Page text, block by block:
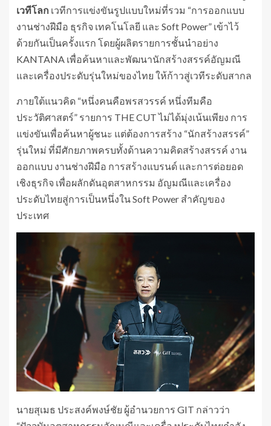
เวทีโลก เวทีการแข่งขันรูปแบบใหม่ที่รวม “การออกแบบ
งานช่างฝีมือ ธุรกิจ เทคโนโลยี และ Soft Power” เข้าไว้
ด้วยกันเป็นครั้งแรก โดยผู้ผลิตรายการชั้นนำอย่าง
KANTANA เพื่อค้นหาและพัฒนานักสร้างสรรค์อัญมณี
และเครื่องประดับรุ่นใหม่ของไทย ให้ก้าวสู่เวทีระดับสากล
ภายใต้แนวคิด “หนึ่งคนคือพรสวรรค์ หนึ่งทีมคือ
ประวัติศาสตร์” รายการ THE CUT ไม่ได้มุ่งเน้นเพียง การ
แข่งขันเพื่อค้นหาผู้ชนะ แต่ต้องการสร้าง “นักสร้างสรรค์”
รุ่นใหม่ ที่มีศักยภาพครบทั้งด้านความคิดสร้างสรรค์ งาน
ออกแบบ งานช่างฝีมือ การสร้างแบรนด์ และการต่อยอด
เชิงธุรกิจ เพื่อผลักดันอุตสาหกรรม อัญมณีและเครื่อง
ประดับไทยสู่การเป็นหนึ่งใน Soft Power สำคัญของ
ประเทศ
นายสุเมธ ประสงค์พงษ์ชัย ผู้อำนวยการ GIT กล่าวว่า